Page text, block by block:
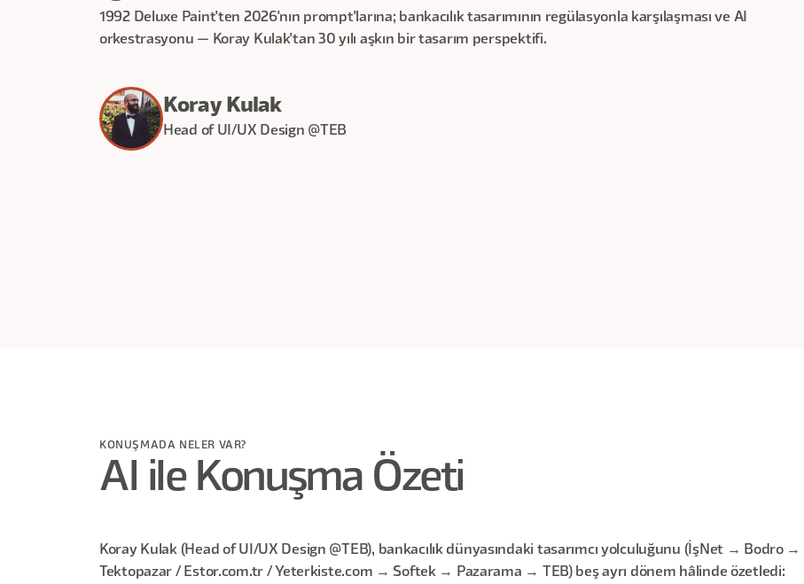
1992 Deluxe Paint'ten 2026'nın prompt'larına; bankacılık tasarımının regülasyonla karşılaşması ve AI
orkestrasyonu — Koray Kulak'tan 30 yılı aşkın bir tasarım perspektifi.
Koray Kulak
Head of UI/UX Design @TEB
KONUŞMADA NELER VAR?
AI ile Konuşma Özeti
Koray Kulak (Head of UI/UX Design @TEB), bankacılık dünyasındaki tasarımcı yolculuğunu (İşNet → Bodro →
Tektopazar / Estor.com.tr / Yeterkiste.com → Softek → Pazarama → TEB) beş ayrı dönem hâlinde özetledi: